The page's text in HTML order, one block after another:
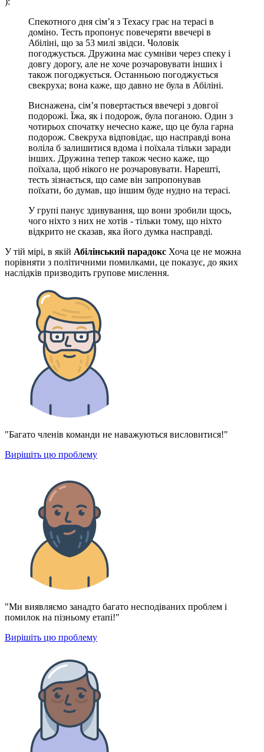
Спекотного дня сім’я з Техасу грає на терасі в
доміно. Тесть пропонує повечеряти ввечері в
Абіліні, що за 53 милі звідси. Чоловік
погоджується. Дружина має сумніви через спеку і
довгу дорогу, але не хоче розчаровувати інших і
також погоджується. Останньою погоджується
свекруха; вона каже, що давно не була в Абіліні.
Виснажена, сім’я повертається ввечері з довгої
подорожі. Їжа, як і подорож, була поганою. Один з
чотирьох спочатку нечесно каже, що це була гарна
подорож. Свекруха відповідає, що насправді вона
воліла б залишитися вдома і поїхала тільки заради
інших. Дружина тепер також чесно каже, що
поїхала, щоб нікого не розчаровувати. Нарешті,
тесть зізнається, що саме він запропонував
поїхати, бо думав, що іншим буде нудно на терасі.
У групі панує здивування, що вони зробили щось,
чого ніхто з них не хотів - тільки тому, що ніхто
відкрито не сказав, яка його думка насправді.
У тій мірі, в якій Абілінський парадокс Хоча це не можна
порівняти з політичними помилками, це показує, до яких
наслідків призводить групове мислення.
"Багато членів команди не наважуються висловитися!"
Вирішіть цю проблему
"Ми виявляємо занадто багато несподіваних проблем і
помилок на пізньому етапі!"
Вирішіть цю проблему